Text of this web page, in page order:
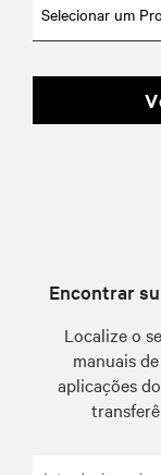
Selecionar um
Encontrar
Localize o
manuais
aplicações